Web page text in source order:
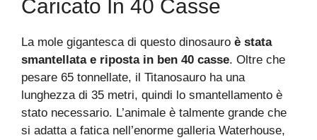
Caricato In 40 Casse
La mole gigantesca di questo dinosauro è stata
smantellata e riposta in ben 40 casse. Oltre che
pesare 65 tonnellate, il Titanosauro ha una
lunghezza di 35 metri, quindi lo smantellamento è
stato necessario. L’animale è talmente grande che
si adatta a fatica nell’enorme galleria Waterhouse,